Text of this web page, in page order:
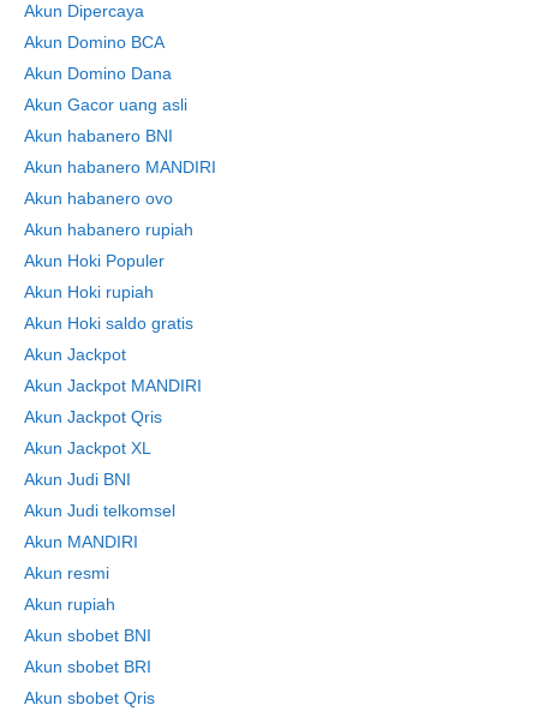
Akun Dipercaya
Akun Domino BCA
Akun Domino Dana
Akun Gacor uang asli
Akun habanero BNI
Akun habanero MANDIRI
Akun habanero ovo
Akun habanero rupiah
Akun Hoki Populer
Akun Hoki rupiah
Akun Hoki saldo gratis
Akun Jackpot
Akun Jackpot MANDIRI
Akun Jackpot Qris
Akun Jackpot XL
Akun Judi BNI
Akun Judi telkomsel
Akun MANDIRI
Akun resmi
Akun rupiah
Akun sbobet BNI
Akun sbobet BRI
Akun sbobet Qris